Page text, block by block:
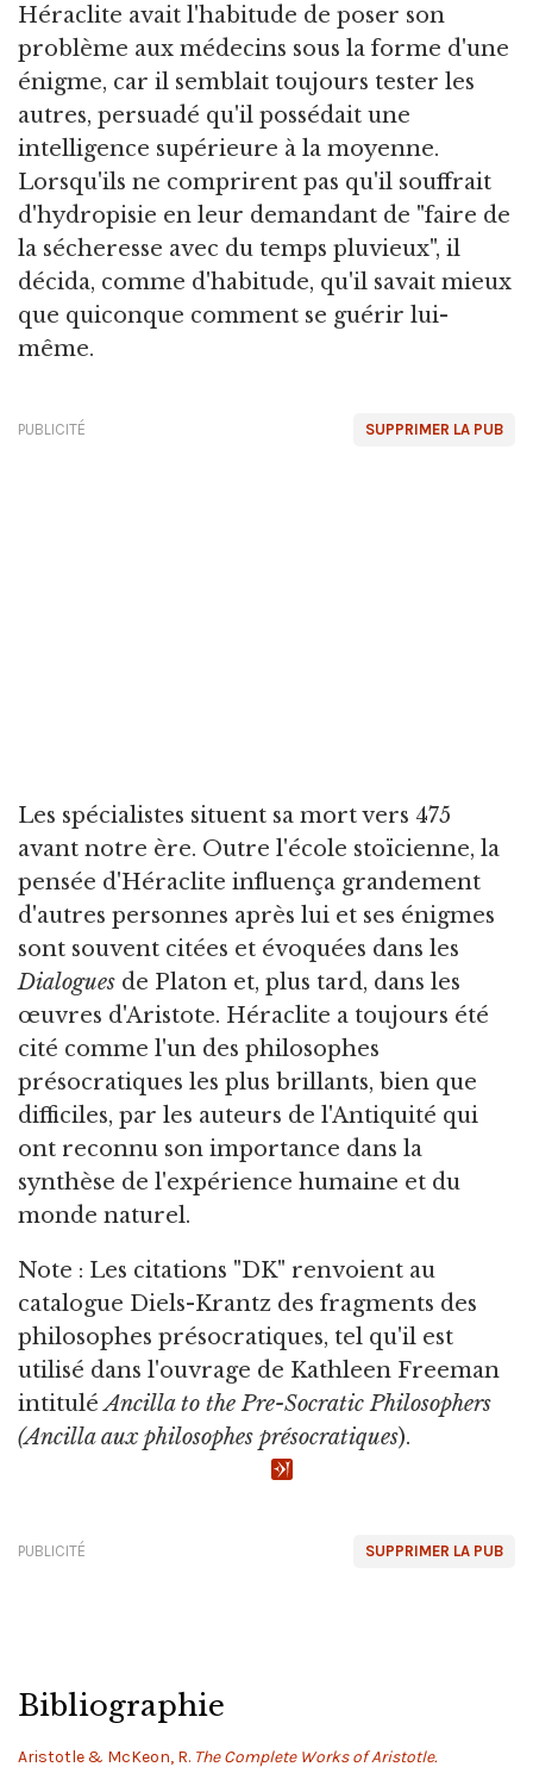
Héraclite avait l'habitude de poser son
problème aux médecins sous la forme d'une
énigme, car il semblait toujours tester les
autres, persuadé qu'il possédait une
intelligence supérieure à la moyenne.
Lorsqu'ils ne comprirent pas qu'il souffrait
d'hydropisie en leur demandant de "faire de
la sécheresse avec du temps pluvieux", il
décida, comme d'habitude, qu'il savait mieux
que quiconque comment se guérir lui-
même.
SUPPRIMER LA PUB
PUBLICITÉ
Les spécialistes situent sa mort vers 475
avant notre ère. Outre l'école stoïcienne, la
pensée d'Héraclite influença grandement
d'autres personnes après lui et ses énigmes
sont souvent citées et évoquées dans les
Dialogues de Platon et, plus tard, dans les
œuvres d'Aristote. Héraclite a toujours été
cité comme l'un des philosophes
présocratiques les plus brillants, bien que
difficiles, par les auteurs de l'Antiquité qui
ont reconnu son importance dans la
synthèse de l'expérience humaine et du
monde naturel.
Note : Les citations "DK" renvoient au
catalogue Diels-Krantz des fragments des
philosophes présocratiques, tel qu'il est
utilisé dans l'ouvrage de Kathleen Freeman
intituléAncilla to the Pre-Socratic Philosophers
(Ancilla aux philosophes présocratiques).
SUPPRIMER LA PUB
PUBLICITÉ
Bibliographie
Aristotle & McKeon, R. The Complete Works of Aristotle.